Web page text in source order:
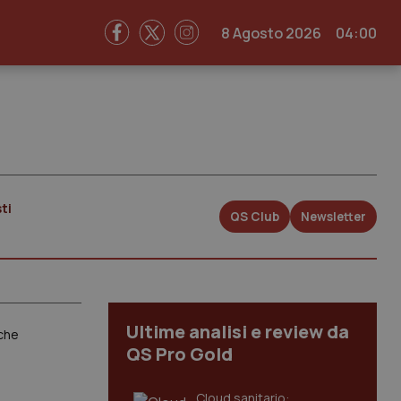
8 Agosto 2026 04:00
QS Club Newsletter
Ultime analisi e review da
QS Pro Gold